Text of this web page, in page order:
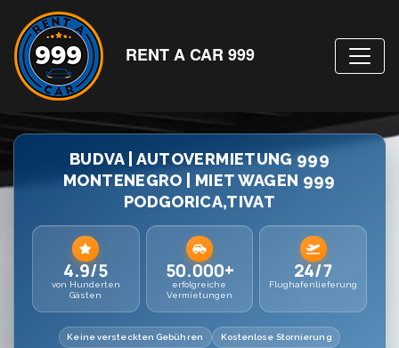
RENT A CAR 999
BUDVA | AUTOVERMIETUNG 999
MONTENEGRO | MIET WAGEN 999
PODGORICA,TIVAT
4.9/5
von Hunderten
Gästen
50.000+
erfolgreiche
Vermietungen
24/7
Flughafenlieferung
Keine versteckten Gebühren Kostenlose Stornierung